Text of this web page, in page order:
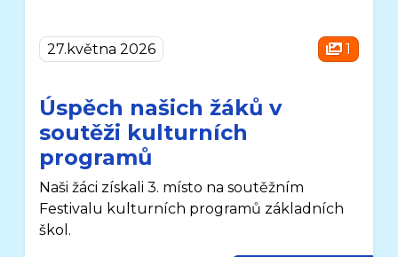
27.května 2026 1
Úspěch našich žáků v
soutěži kulturních
programů
Naši žáci získali 3. místo na soutěžním
Festivalu kulturních programů základních
škol.